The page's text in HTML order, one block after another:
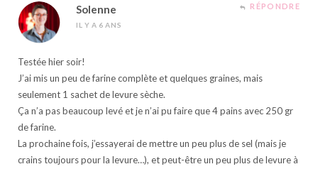
Solenne
IL Y A 6 ANS
RÉPONDRE
Testée hier soir!
J’ai mis un peu de farine complète et quelques graines, mais
seulement 1 sachet de levure sèche.
Ça n’a pas beaucoup levé et je n’ai pu faire que 4 pains avec 250 gr
de farine.
La prochaine fois, j’essayerai de mettre un peu plus de sel (mais je
crains toujours pour la levure…), et peut-être un peu plus de levure à